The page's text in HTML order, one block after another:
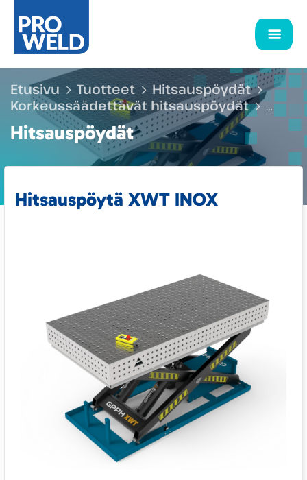
Etusivu Tuotteet
Hitsauspöydät
Korkeussäädettävät hitsauspöydät
Hitsauspöytä XWT INOX
Hitsauspöydät
Hitsauspöytä XWT INOX